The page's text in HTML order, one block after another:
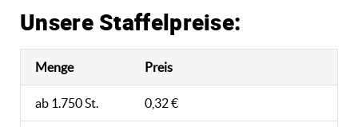
Unsere Staffelpreise:
Menge Preis
ab 1.750 St. 0,32 €